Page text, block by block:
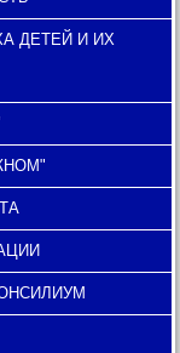
ДЕТЕЙ И ИХ